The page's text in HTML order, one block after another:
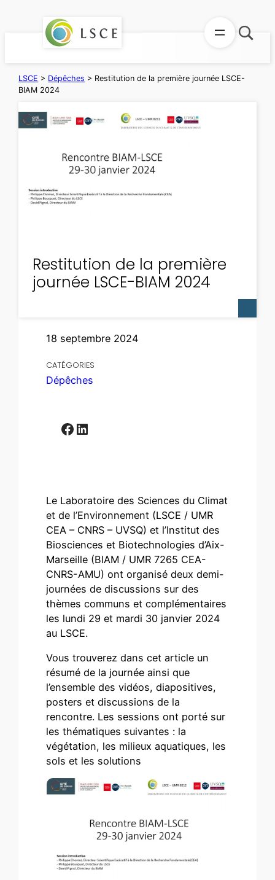
LSCE > Dépêches > Restitution de la première journée LSCE-
BIAM 2024
Restitution de la première
journée LSCE-BIAM 2024
18 septembre 2024
CATÉGORIES
Dépêches
Facebook LinkedIn
Le Laboratoire des Sciences du Climat
et de l’Environnement (LSCE / UMR
CEA – CNRS – UVSQ) et l’Institut des
Biosciences et Biotechnologies d’Aix-
Marseille (BIAM / UMR 7265 CEA-
CNRS-AMU) ont organisé deux demi-
journées de discussions sur des
thèmes communs et complémentaires
les lundi 29 et mardi 30 janvier 2024
au LSCE.
Vous trouverez dans cet article un
résumé de la journée ainsi que
l’ensemble des vidéos, diapositives,
posters et discussions de la
rencontre. Les sessions ont porté sur
les thématiques suivantes : la
végétation, les milieux aquatiques, les
sols et les solutions